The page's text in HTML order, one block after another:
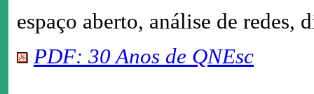
espaço aberto, análise de redes,
PDF: 30 Anos de QNEsc